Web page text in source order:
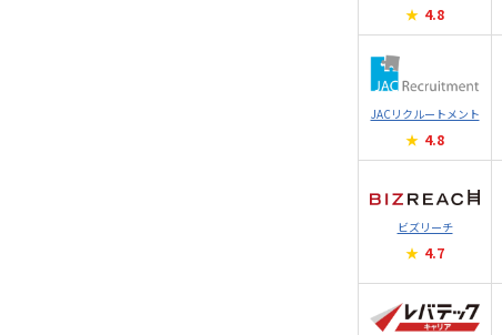
4.8
JACリクルートメント
4.8
ビズリーチ
4.7